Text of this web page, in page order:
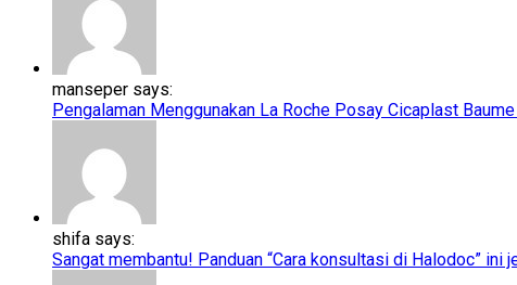
manseper says:
Pengalaman Menggunakan La Roche Posay Cicaplast
shifa says:
Sangat membantu! Panduan “Cara konsultasi di Halodoc” ini